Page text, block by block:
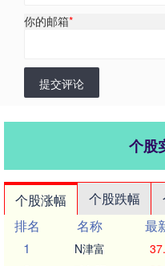
你的邮箱*
提交评论
个股
个股涨幅 个股跌幅
排名
名称 最
1
N津富